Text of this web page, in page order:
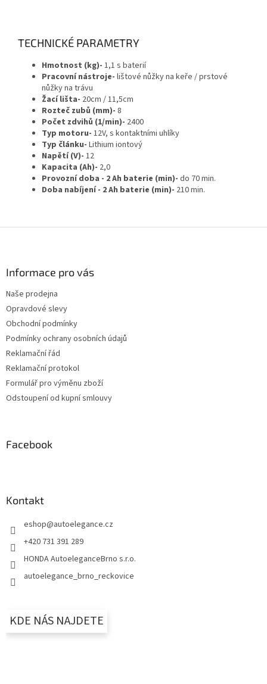
TECHNICKÉ PARAMETRY
Hmotnost (kg)- 1,1 s baterií
Pracovní nástroje- lištové nůžky na keře / prstové
nůžky na trávu
Žací lišta- 20cm / 11,5cm
Rozteč zubů (mm)- 8
Počet zdvihů (1/min)- 2400
Typ motoru- 12V, s kontaktními uhlíky
Typ článku- Lithium iontový
Napětí (V)- 12
Kapacita (Ah)- 2,0
Provozní doba - 2 Ah baterie (min)- do 70 min.
Doba nabíjení - 2 Ah baterie (min)- 210 min.
Informace pro vás
Naše prodejna
Opravdové slevy
Obchodní podmínky
Podmínky ochrany osobních údajů
Reklamační řád
Reklamační protokol
Formulář pro výměnu zboží
Odstoupení od kupní smlouvy
Facebook
Kontakt
eshop@autoelegance.cz
+420 731 391 289
HONDA AutoeleganceBrno s.r.o.
autoelegance_brno_reckovice
KDE NÁS NAJDETE